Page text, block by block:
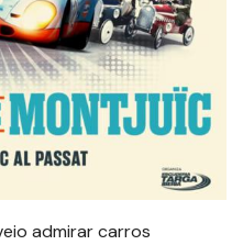
admirar carros